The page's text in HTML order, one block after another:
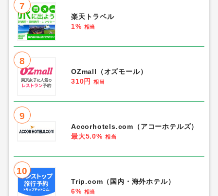
7
楽天トラベル
1% 相当
8
OZmall（オズモール）
310円
相当
9
Accorhotels.com（アコーホテルズ）
最大5.0% 相当
10
Trip.com（国内・海外ホテル）
6% 相当